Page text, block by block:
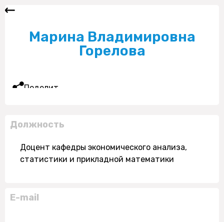
Марина Владимировна
Горелова
Поделиться
Должность
Доцент кафедры экономического анализа,
статистики и прикладной математики
E-mail